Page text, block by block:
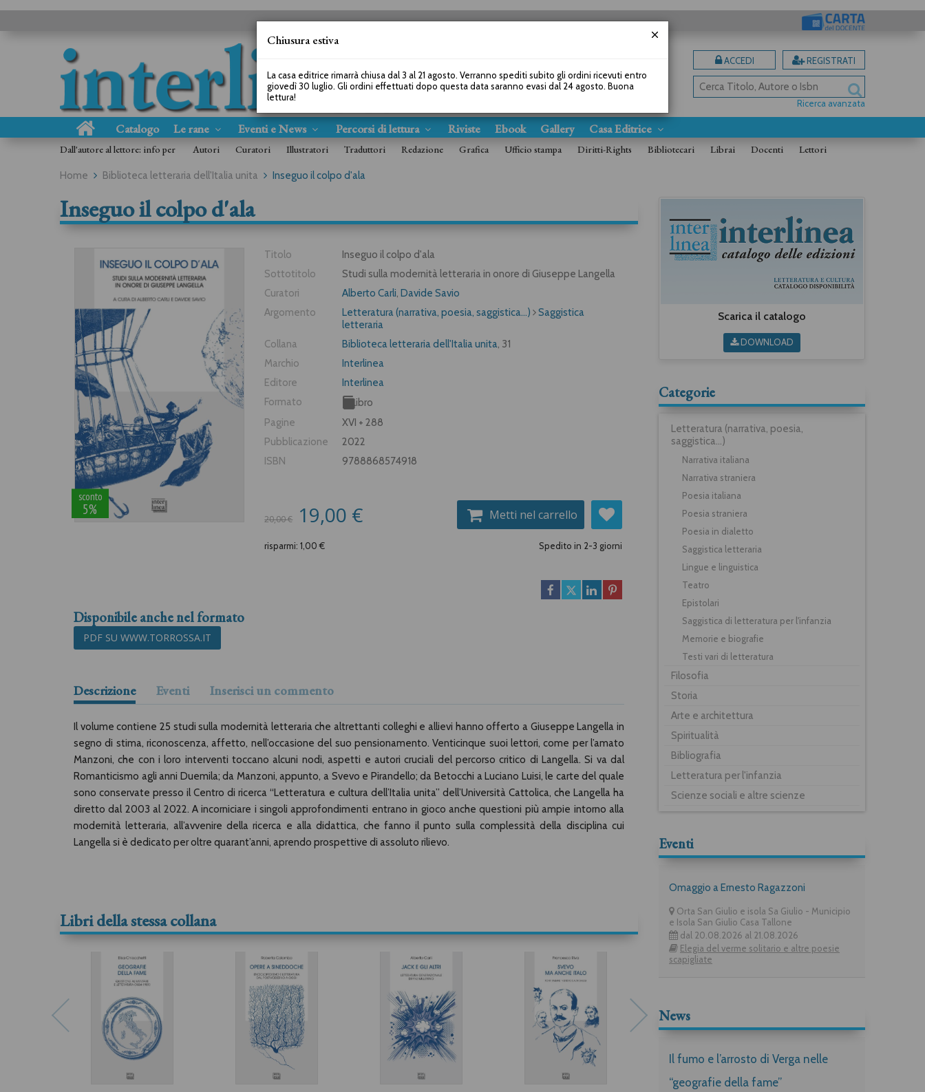
ACCEDI REGISTRATI
Ricerca avanzata
Catalogo Le rane Eventi e News Percorsi di lettura Riviste Ebook Gallery Casa Editrice
Dall'autore al lettore: info per Autori Curatori Illustratori Traduttori Redazione Grafica Ufficio stampa Diritti-Rights Bibliotecari Librai Docenti Lettori
Home Biblioteca letteraria dell'Italia unita Inseguo il colpo d'ala
Inseguo il colpo d'ala
sconto
5%
Titolo
Inseguo il colpo d'ala
Sottotitolo
Studi sulla modernità letteraria in onore di Giuseppe Langella
Curatori
Alberto Carli,Davide Savio
Argomento
Letteratura (narrativa, poesia, saggistica...)
Saggistica
letteraria
Collana
Biblioteca letteraria dell'Italia unita, 31
Marchio
Interlinea
Editore
Interlinea
Formato
Libro
Pagine
XVI + 288
Pubblicazione
2022
ISBN
9788868574918
20,00 € 19,00 € Metti nel carrello
risparmi: 1,00 € Spedito in 2-3 giorni
Disponibile anche nel formato
PDF SU WWW.TORROSSA.IT
Descrizione Eventi Inserisci un commento
Il volume contiene 25 studi sulla modernità letteraria che altrettanti colleghi e allievi hanno offerto a Giuseppe Langella in
segno di stima, riconoscenza, affetto, nell’occasione del suo pensionamento. Venticinque suoi lettori, come per l’amato
Manzoni, che con i loro interventi toccano alcuni nodi, aspetti e autori cruciali del percorso critico di Langella. Si va dal
Romanticismo agli anni Duemila; da Manzoni, appunto, a Svevo e Pirandello; da Betocchi a Luciano Luisi, le carte del quale
sono conservate presso il Centro di ricerca “Letteratura e cultura dell’Italia unita” dell’Università Cattolica, che Langella ha
diretto dal 2003 al 2022. A incorniciare i singoli approfondimenti entrano in gioco anche questioni più ampie intorno alla
modernità letteraria, all’avvenire della ricerca e alla didattica, che fanno il punto sulla complessità della disciplina cui
Langella si è dedicato per oltre quarant’anni, aprendo prospettive di assoluto rilievo.
Libri della stessa collana
Scarica il catalogo
DOWNLOAD
Categorie
Letteratura (narrativa, poesia,
saggistica...)
Narrativa italiana
Narrativa straniera
Poesia italiana
Poesia straniera
Poesia in dialetto
Saggistica letteraria
Lingue e linguistica
Teatro
Epistolari
Saggistica di letteratura per l'infanzia
Memorie e biografie
Testi vari di letteratura
Filosofia
Storia
Arte e architettura
Spiritualità
Bibliografia
Letteratura per l'infanzia
Scienze sociali e altre scienze
Eventi
Omaggio a Ernesto Ragazzoni
Orta San Giulio e isola Sa Giulio - Municipio
e Isola San Giulio Casa Tallone
dal 20.08.2026 al 21.08.2026
Elegia del verme solitario e altre poesie
scapigliate
News
Il fumo e l’arrosto di Verga nelle
“geografie della fame”
Chiusura estiva
La casa editrice rimarrà chiusa dal 3 al 21 agosto. Verranno spediti subito gli ordini ricevuti entro
giovedì 30 luglio. Gli ordini effettuati dopo questa data saranno evasi dal 24 agosto. Buona
lettura!